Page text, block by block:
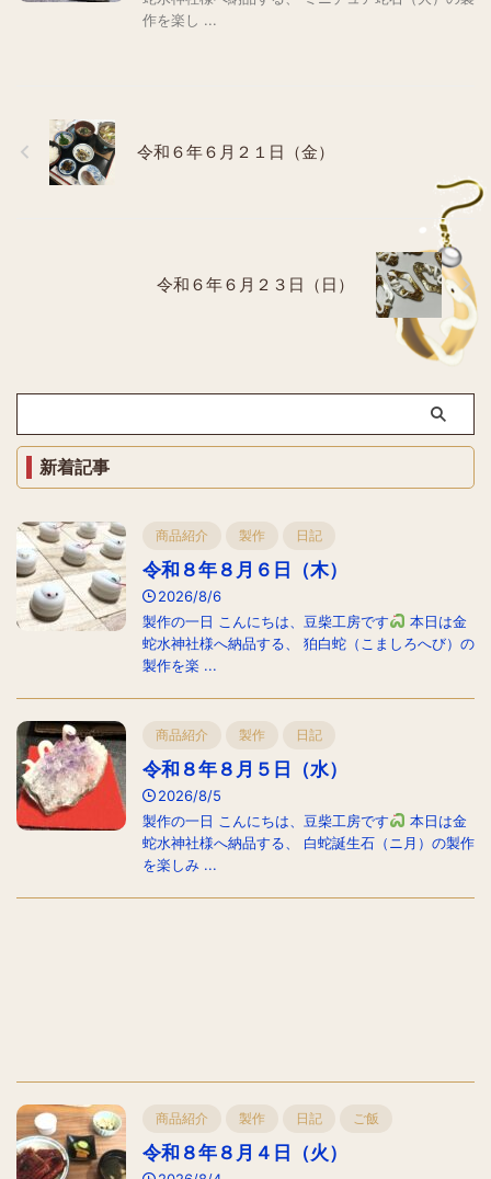
作を楽し ...
令和６年６月２１日（金）
令和６年６月２３日（日）
新着記事
商品紹介 製作 日記
令和８年８月６日（木）
2026/8/6
製作の一日 こんにちは、豆柴工房です
本日は金
蛇水神社様へ納品する、 狛白蛇（こましろへび）の
製作を楽 ...
商品紹介 製作 日記
令和８年８月５日（水）
2026/8/5
製作の一日 こんにちは、豆柴工房です
本日は金
蛇水神社様へ納品する、 白蛇誕生石（ニ月）の製作
を楽しみ ...
商品紹介 製作 日記 ご飯
令和８年８月４日（火）